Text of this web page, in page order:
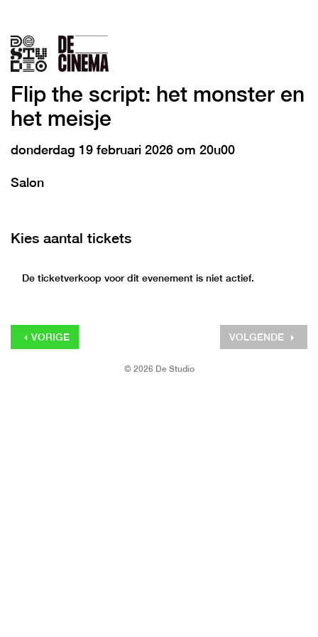
Flip the script: het monster en
het meisje
donderdag 19 februari 2026 om 20u00
Salon
Kies aantal tickets
De ticketverkoop voor dit evenement is niet actief.
VORIGE VOLGENDE
© 2026 De Studio